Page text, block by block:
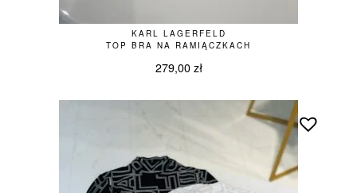
KARL LAGERFELD
TOP BRA NA RAMIĄCZKACH
279,00 zł